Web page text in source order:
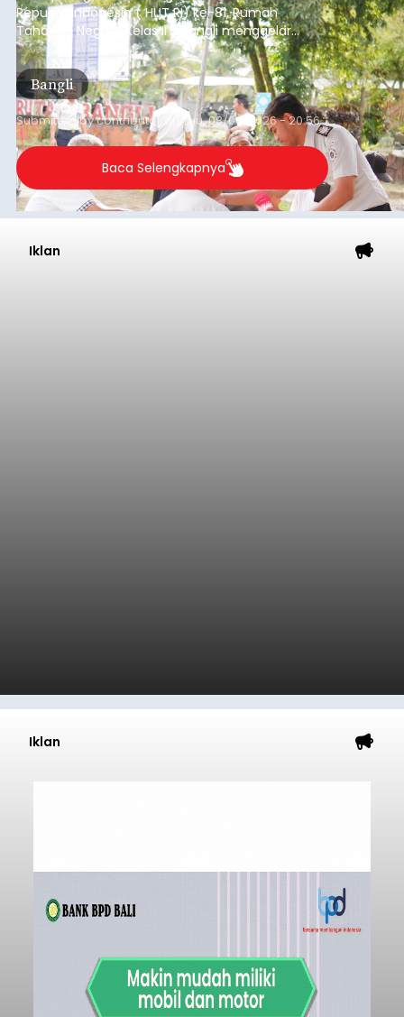
Republik Indonesia ( HUT RI) ke-81, Rumah
Tahanan Negara Kelas II B Bangli menggelar
kegiatan pemeriksaan kesehatan gratis, Rabu
(6/8/2026).
Bangli
Submitted bycontributor Thu, 08/06/2026 - 20:56
Baca Selengkapnya
Iklan
Iklan